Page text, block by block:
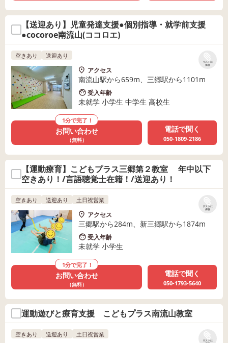
【送迎あり】児童発達支援●個別指導・就学前支援
●cocoroe南流山(ココロエ)
リストに
保存
空きあり 送迎あり
アクセス
南流山駅から659m、三郷駅から1101m
受入年齢
未就学 小学生 中学生 高校生
1分で完了！
お問い合わせ
（無料）
電話で聞く
050-1809-2186
【運動療育】こどもプラス三郷第２教室 年中以下
空きあり！/言語聴覚士在籍！/送迎あり！
リストに
保存
空きあり 送迎あり 土日祝営業
アクセス
三郷駅から284m、新三郷駅から1874m
受入年齢
未就学 小学生
1分で完了！
お問い合わせ
（無料）
電話で聞く
050-1793-5640
運動遊びと療育支援 こどもプラス南流山教室
リストに
空きあり 送迎あり 土日祝営業